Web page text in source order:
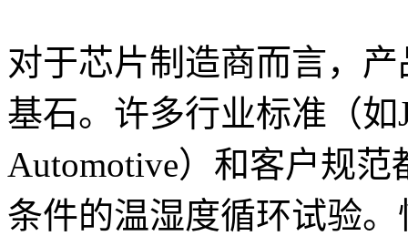
对于芯片制造商而言，
基石。许多行业标准（如
Automotive）和客户规
条件的温湿度循环试验